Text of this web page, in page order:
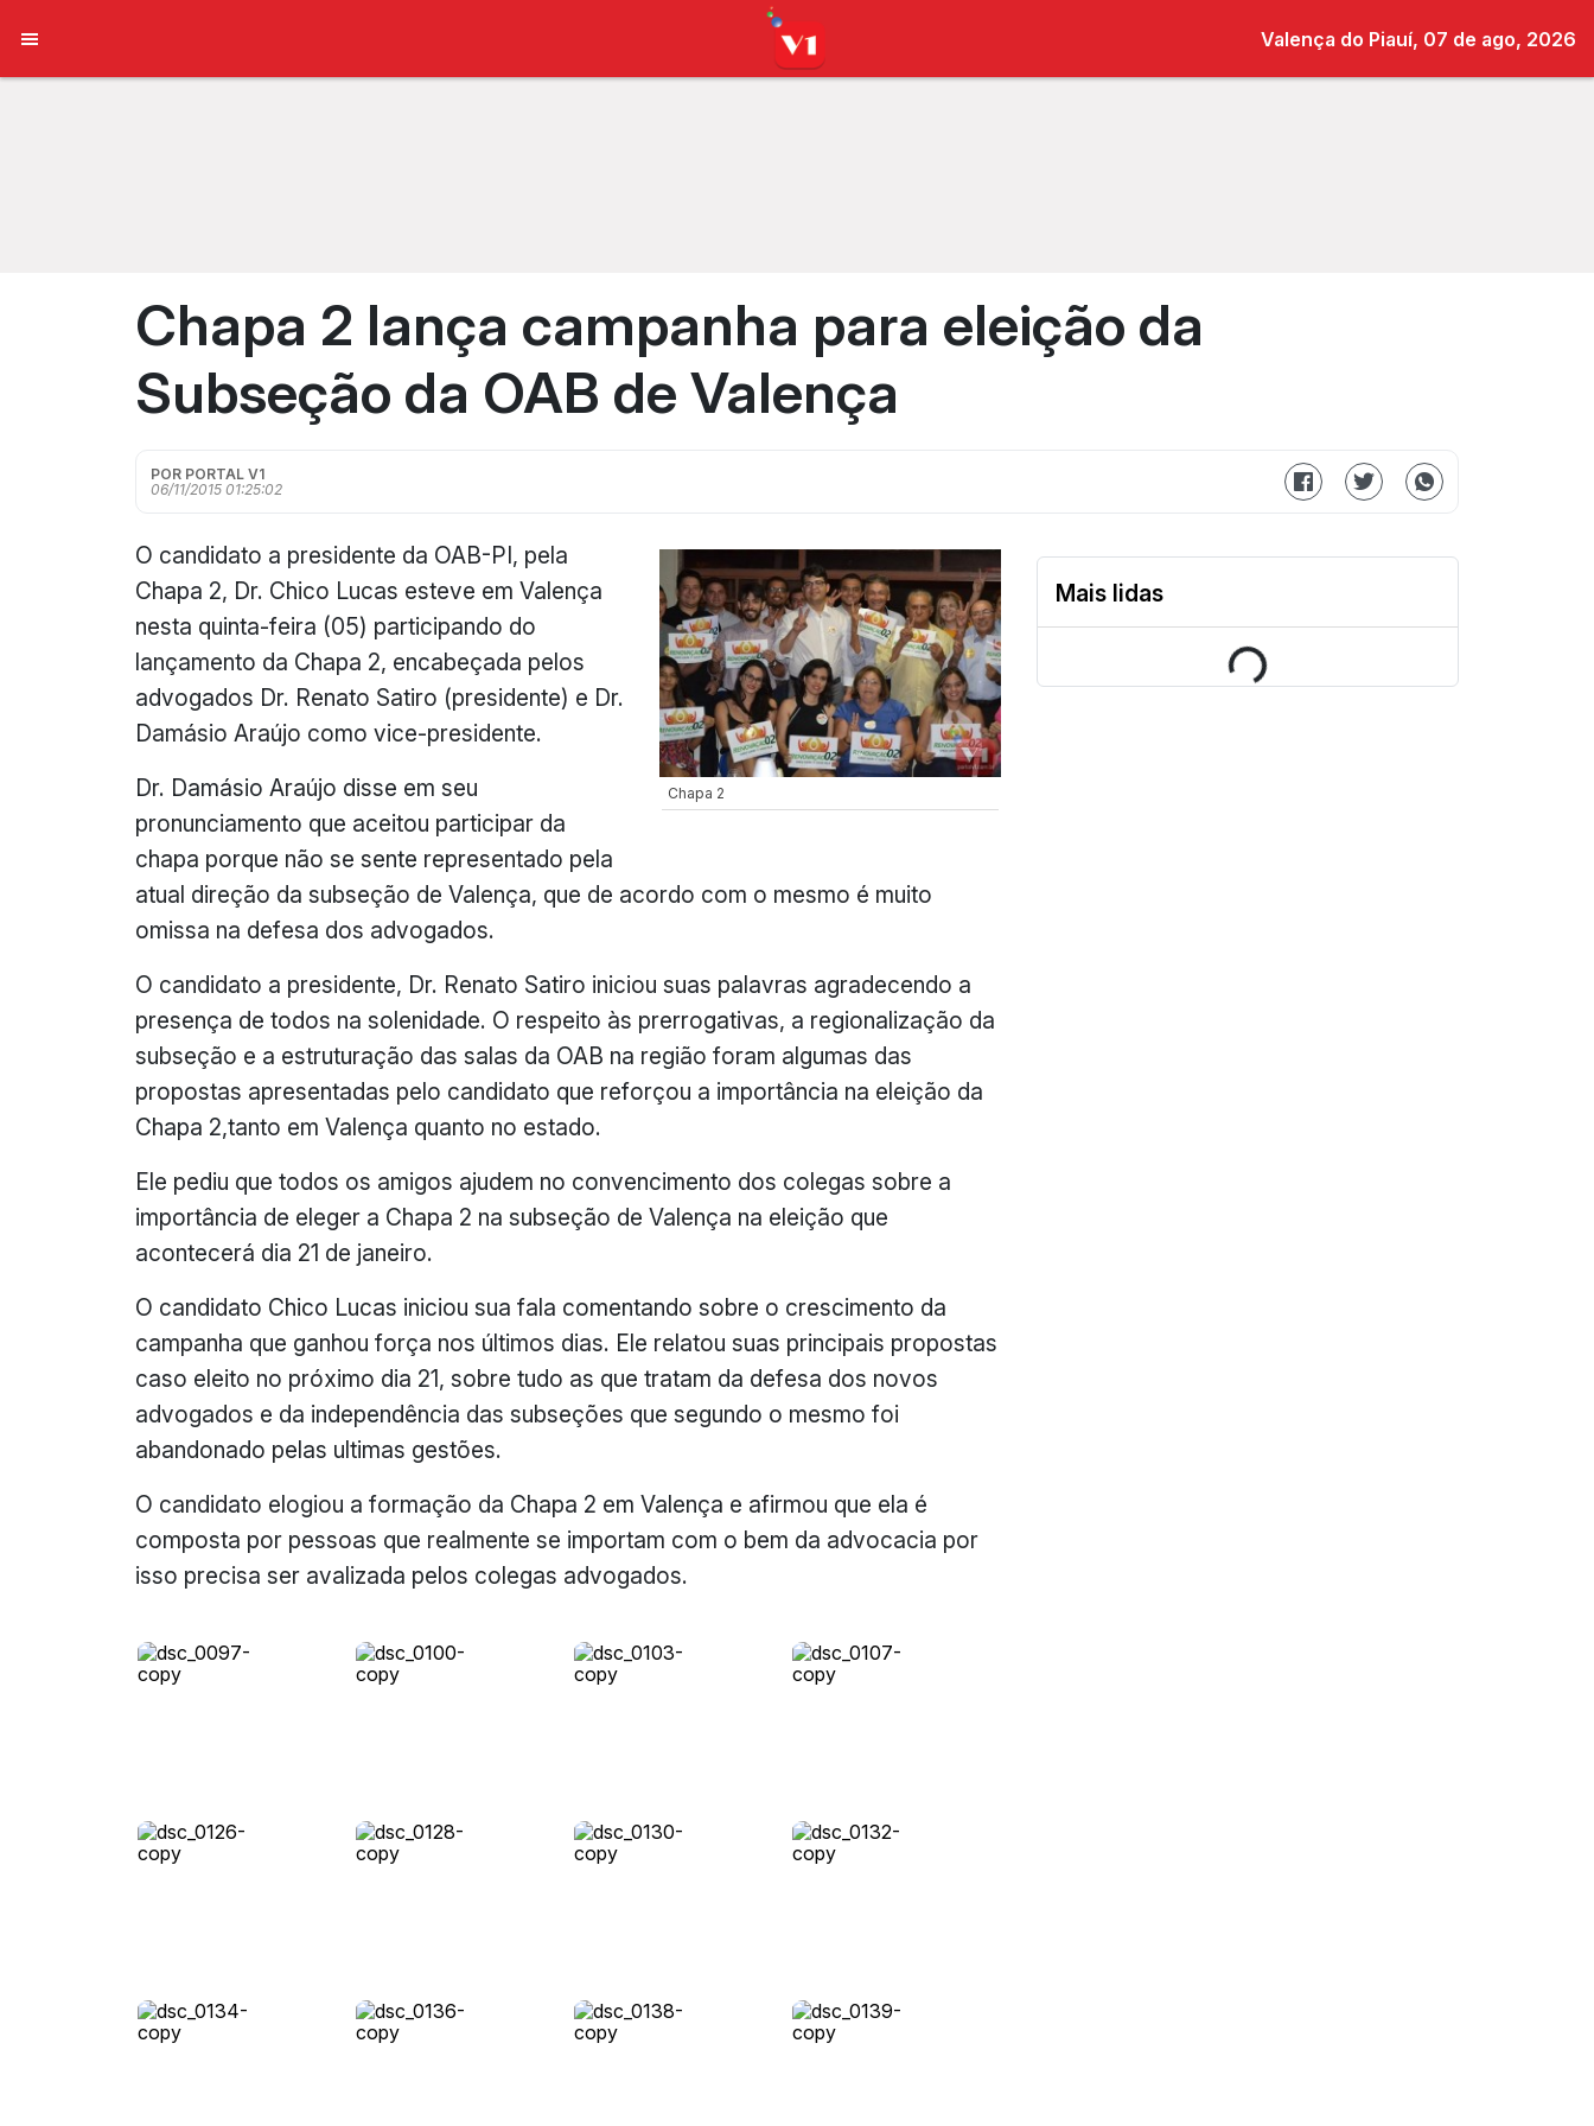
Valença do Piauí, 07 de ago, 2026
Chapa 2 lança campanha para eleição da
Subseção da OAB de Valença
POR PORTAL V1
06/11/2015 01:25:02
Chapa 2
O candidato a presidente da OAB-PI, pela
Chapa 2, Dr. Chico Lucas esteve em Valença
nesta quinta-feira (05) participando do
lançamento da Chapa 2, encabeçada pelos
advogados Dr. Renato Satiro (presidente) e Dr.
Damásio Araújo como vice-presidente.
Dr. Damásio Araújo disse em seu
pronunciamento que aceitou participar da
chapa porque não se sente representado pela
atual direção da subseção de Valença, que de acordo com o mesmo é muito
omissa na defesa dos advogados.
O candidato a presidente, Dr. Renato Satiro iniciou suas palavras agradecendo a
presença de todos na solenidade. O respeito às prerrogativas, a regionalização da
subseção e a estruturação das salas da OAB na região foram algumas das
propostas apresentadas pelo candidato que reforçou a importância na eleição da
Chapa 2,tanto em Valença quanto no estado.
Ele pediu que todos os amigos ajudem no convencimento dos colegas sobre a
importância de eleger a Chapa 2 na subseção de Valença na eleição que
acontecerá dia 21 de janeiro.
O candidato Chico Lucas iniciou sua fala comentando sobre o crescimento da
campanha que ganhou força nos últimos dias. Ele relatou suas principais propostas
caso eleito no próximo dia 21, sobre tudo as que tratam da defesa dos novos
advogados e da independência das subseções que segundo o mesmo foi
abandonado pelas ultimas gestões.
O candidato elogiou a formação da Chapa 2 em Valença e afirmou que ela é
composta por pessoas que realmente se importam com o bem da advocacia por
isso precisa ser avalizada pelos colegas advogados.
Mais lidas
Loading...